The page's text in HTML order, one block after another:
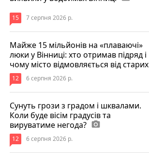
15 7 серпня 2026 р.
Майже 15 мільйонів на «плаваючі»
люки у Вінниці: хто отримав підряд і
чому місто відмовляється від старих
12 6 серпня 2026 р.
Сунуть грози з градом і шквалами.
Коли буде вісім градусів та
вируватиме негода? photo_camera
12 6 серпня 2026 р.